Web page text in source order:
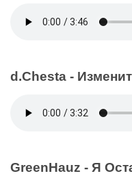
d.Chesta -
GreenHauz - Я